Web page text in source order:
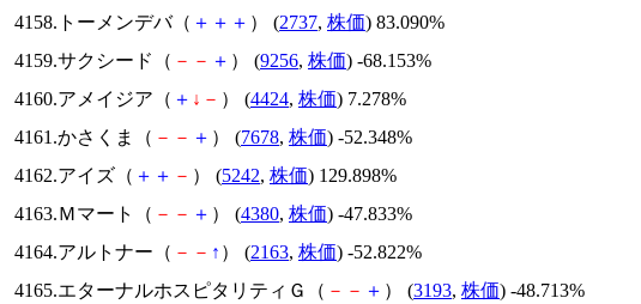
4158.トーメンデバ（ ＋ ＋ ＋ ） (2737, 株価) 83.090%
4159.サクシード（ － － ＋ ） (9256, 株価) -68.153%
4160.アメイジア（ ＋ ↓ － ） (4424, 株価) 7.278%
4161.かさくま（ － － ＋ ） (7678, 株価) -52.348%
4162.アイズ（ ＋ ＋ － ） (5242, 株価) 129.898%
4163.Ｍマート（ － － ＋ ） (4380, 株価) -47.833%
4164.アルトナー（ － － ↑ ） (2163, 株価) -52.822%
4165.エターナルホスピタリティＧ（ － － ＋ ） (3193, 株価) -48.713%